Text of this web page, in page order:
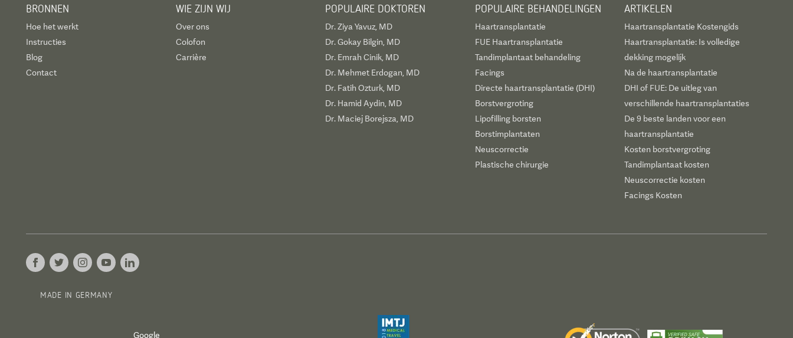
BRONNEN
Hoe het werkt
Instructies
Blog
Contact
WIE ZIJN WIJ
Over ons
Colofon
Carrière
POPULAIRE DOKTOREN
Dr. Ziya Yavuz, MD
Dr. Gokay Bilgin, MD
Dr. Emrah Cinik, MD
Dr. Mehmet Erdogan, MD
Dr. Fatih Ozturk, MD
Dr. Hamid Aydin, MD
Dr. Maciej Borejsza, MD
POPULAIRE BEHANDELINGEN
Haartransplantatie
FUE Haartransplantatie
Tandimplantaat behandeling
Facings
Directe haartransplantatie (DHI)
Borstvergroting
Lipofilling borsten
Borstimplantaten
Neuscorrectie
Plastische chirurgie
ARTIKELEN
Haartransplantatie Kostengids
Haartransplantatie: Is volledige
dekking mogelijk
Na de haartransplantatie
DHI of FUE: De uitleg van
verschillende haartransplantaties
De 9 beste landen voor een
haartransplantatie
Kosten borstvergroting
Tandimplantaat kosten
Neuscorrectie kosten
Facings Kosten
MADE IN GERMANY
Google